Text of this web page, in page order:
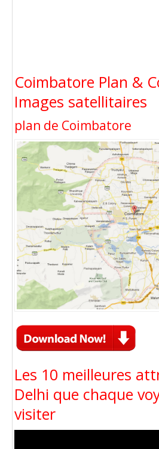
Coimbatore Plan &
Images satellitaires
plan de Coimbatore
Les 10 meilleures
Delhi que chaque
visiter